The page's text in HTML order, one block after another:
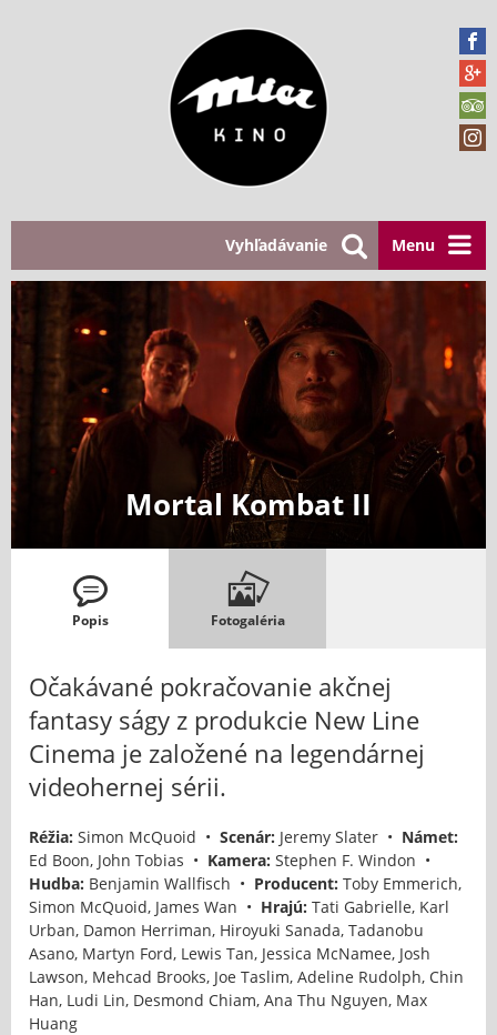
Menu
Vyhľadávanie
Mortal Kombat II
Popis Fotogaléria
Očakávané pokračovanie akčnej
fantasy ságy z produkcie New Line
Cinema je založené na legendárnej
videohernej sérii.
Réžia: Simon McQuoid • Scenár: Jeremy Slater • Námet:
Ed Boon, John Tobias • Kamera: Stephen F. Windon •
Hudba: Benjamin Wallfisch • Producent: Toby Emmerich,
Simon McQuoid, James Wan • Hrajú: Tati Gabrielle, Karl
Urban, Damon Herriman, Hiroyuki Sanada, Tadanobu
Asano, Martyn Ford, Lewis Tan, Jessica McNamee, Josh
Lawson, Mehcad Brooks, Joe Taslim, Adeline Rudolph, Chin
Han, Ludi Lin, Desmond Chiam, Ana Thu Nguyen, Max
Huang